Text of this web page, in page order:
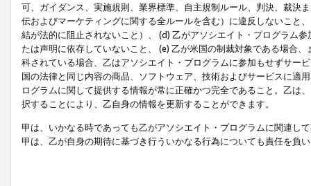
可、ガイダンス、実施規則、業界標準、自主規制ルール、判決、裁決
伝およびマーケティングに関する全ルールを含む）に違反しないこと
結が法的に阻止されないこと）、 (d) 乙がアソシエイト・プログラム
たは声明に依存していないこと、 (e) 乙が米国の制裁対象である場合
科されている場合、乙はアソシエイト・プログラムに参加もせずサー
国の法律と同じ内容の商品、ソフトウェア、技術およびサービスに適
ログラムに関して提供する情報が常に正確かつ完全であること。乙は
択することにより、乙自身の情報を更新することができます。
甲は、いかなる時であっても乙がアソシエイト・プログラムに関連し
甲は、乙が自身の期待に基づき行ういかなる行為についても責任を負